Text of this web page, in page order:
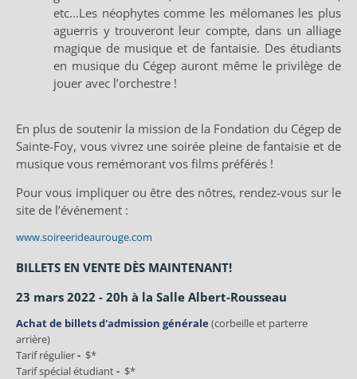
etc...Les néophytes comme les mélomanes les plus
aguerris y trouveront leur compte, dans un alliage
magique de musique et de fantaisie. Des étudiants
en musique du Cégep auront même le privilège de
jouer avec l’orchestre !
En plus de soutenir la mission de la Fondation du Cégep de
Sainte-Foy, vous vivrez une soirée pleine de fantaisie et de
musique vous remémorant vos films préférés !
Pour vous impliquer ou être des nôtres, rendez-vous sur le
site de l’événement :
www.soireerideaurouge.com
BILLETS EN VENTE DÈS MAINTENANT!
23 mars 2022 - 20h à la Salle Albert-Rousseau
Achat de billets d'admission générale(corbeille et parterre
arrière)
Tarif régulier- $*
Tarif spécial étudiant- $*